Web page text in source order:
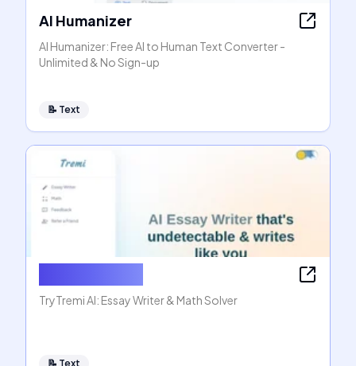
AI Humanizer
AI Humanizer: Free AI to Human Text Converter -
Unlimited & No Sign-up
📝 Text
TryTremi AI: Essay Writer & Math Solver
📝 Text